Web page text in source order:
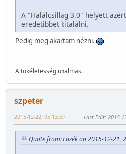
A "Halálcsillag 3.0" helyett
eredetibbet kitalálni.
Pedig meg akartam nézni.
A tökéletesség unalmas.
szpeter
2015-12-22, 05:13:59 Last Edit: 2015-
Quote from: Fazék on 2015-12-21,